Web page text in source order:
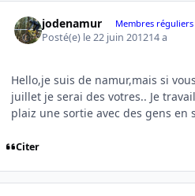
jodenamur Membres réguliers
Posté(e) le 22 juin 201214 a
Hello,je suis de namur,mais si
juillet je serai des votres.. Je
plaiz une sortie avec des gens en
Citer